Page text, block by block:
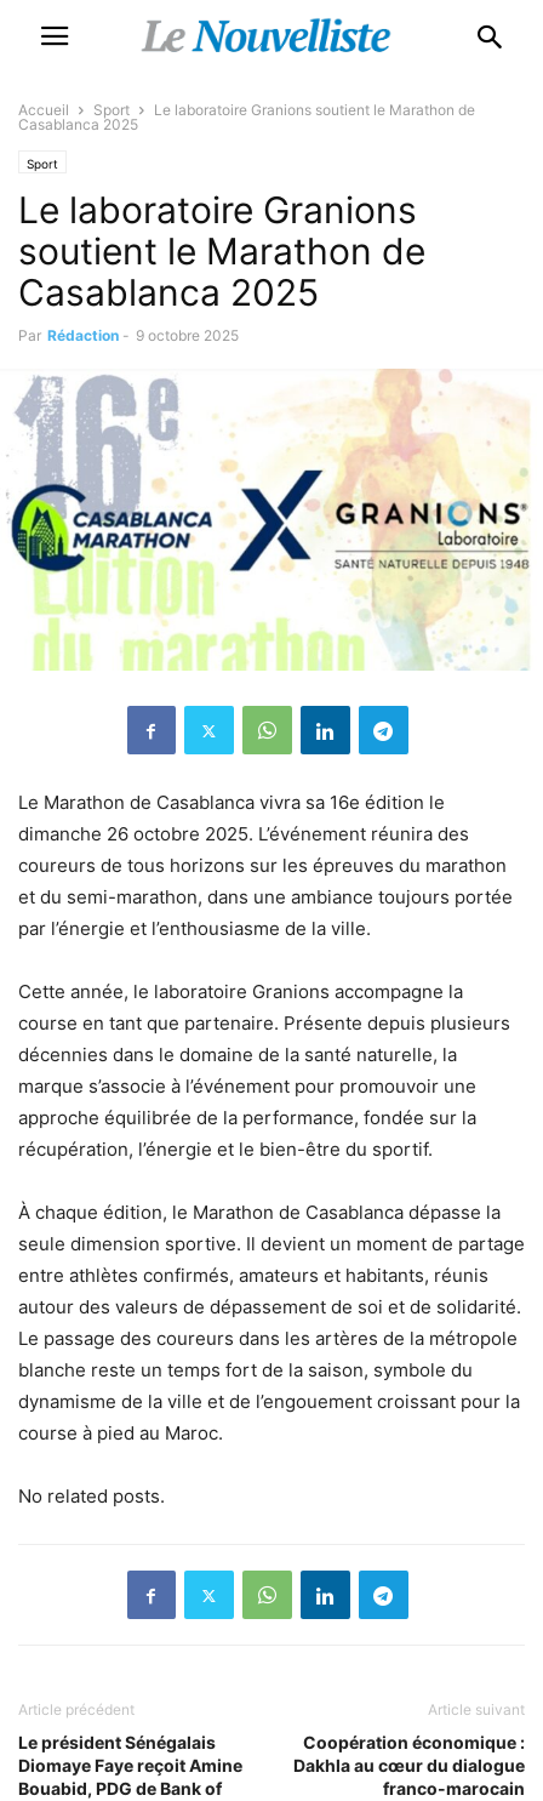
Accueil Sport
Le laboratoire Granions soutient le Marathon de
Casablanca 2025
Sport
Le laboratoire Granions
soutient le Marathon de
Casablanca 2025
Par Rédaction - 9 octobre 2025
Le Marathon de Casablanca vivra sa 16e édition le
dimanche 26 octobre 2025. L’événement réunira des
coureurs de tous horizons sur les épreuves du marathon
et du semi-marathon, dans une ambiance toujours portée
par l’énergie et l’enthousiasme de la ville.
Cette année, le laboratoire Granions accompagne la
course en tant que partenaire. Présente depuis plusieurs
décennies dans le domaine de la santé naturelle, la
marque s’associe à l’événement pour promouvoir une
approche équilibrée de la performance, fondée sur la
récupération, l’énergie et le bien-être du sportif.
À chaque édition, le Marathon de Casablanca dépasse la
seule dimension sportive. Il devient un moment de partage
entre athlètes confirmés, amateurs et habitants, réunis
autour des valeurs de dépassement de soi et de solidarité.
Le passage des coureurs dans les artères de la métropole
blanche reste un temps fort de la saison, symbole du
dynamisme de la ville et de l’engouement croissant pour la
course à pied au Maroc.
No related posts.
Article précédent
Le président Sénégalais
Diomaye Faye reçoit Amine
Bouabid, PDG de Bank of
Article suivant
Coopération économique :
Dakhla au cœur du dialogue
franco-marocain